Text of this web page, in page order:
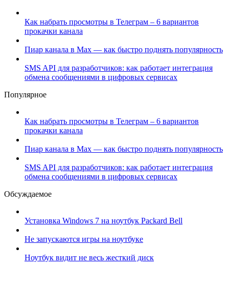
Как набрать просмотры в Телеграм – 6 вариантов
прокачки канала
Пиар канала в Max — как быстро поднять популярность
SMS API для разработчиков: как работает интеграция
обмена сообщениями в цифровых сервисах
Популярное
Как набрать просмотры в Телеграм – 6 вариантов
прокачки канала
Пиар канала в Max — как быстро поднять популярность
SMS API для разработчиков: как работает интеграция
обмена сообщениями в цифровых сервисах
Обсуждаемое
Установка Windows 7 на ноутбук Packard Bell
Не запускаются игры на ноутбуке
Ноутбук видит не весь жесткий диск